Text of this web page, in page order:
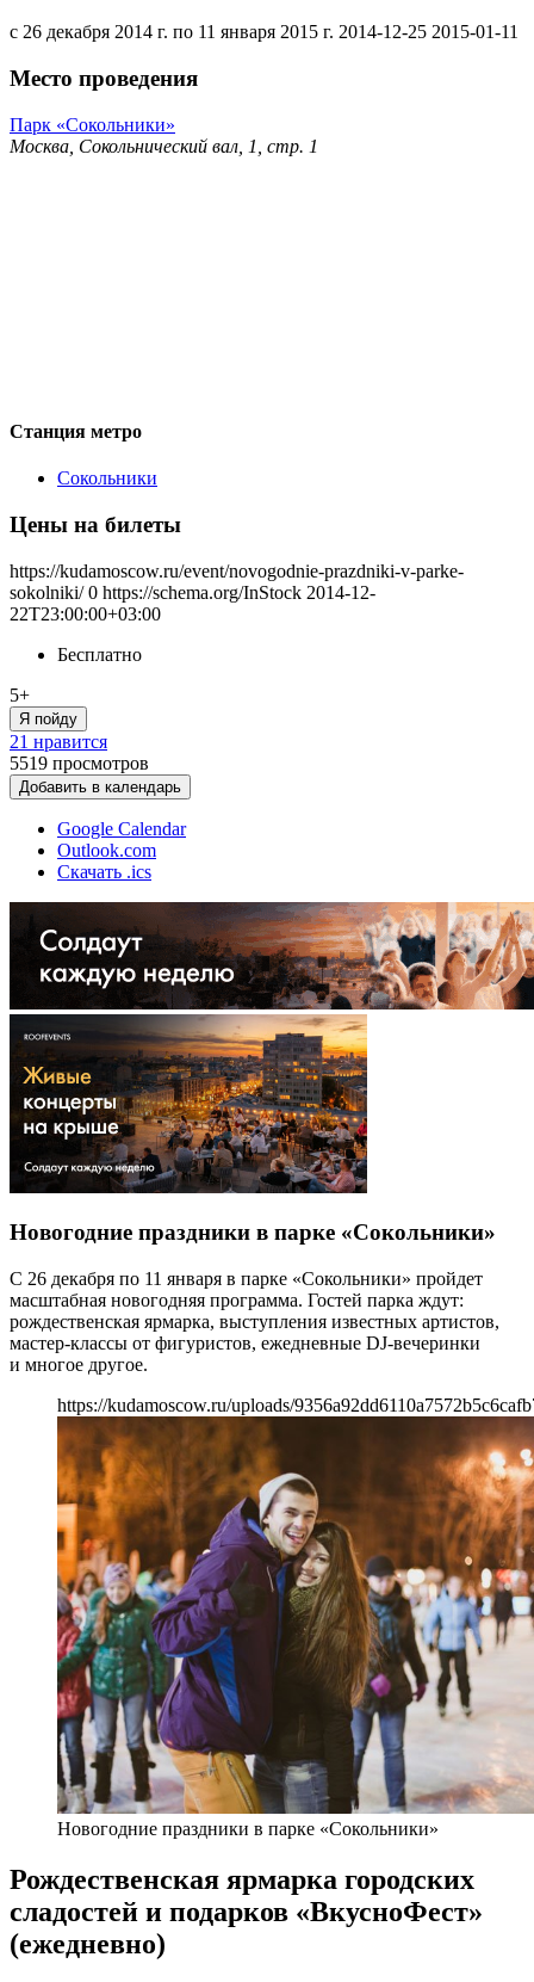
с 26 декабря 2014 г. по 11 января 2015 г. 2014-12-25 2015-01-11
Место проведения
Парк «Сокольники»
Москва, Сокольнический вал, 1, стр. 1
Станция метро
Сокольники
Цены на билеты
https://kudamoscow.ru/event/novogodnie-prazdniki-v-parke-
sokolniki/ 0 https://schema.org/InStock 2014-12-
22T23:00:00+03:00
Бесплатно
5+
Я пойду
21 нравится
5519 просмотров
Добавить в календарь
Google Calendar
Outlook.com
Скачать .ics
Новогодние праздники в парке «Сокольники»
С 26 декабря по 11 января в парке «Сокольники» пройдет
масштабная новогодняя программа. Гостей парка ждут:
рождественская ярмарка, выступления известных артистов,
мастер-классы от фигуристов, ежедневные DJ-вечеринки
и многое другое.
https://kudamoscow.ru/uploads/
Новогодние праздники в парке «Сокольники»
Рождественская ярмарка городских
сладостей и подарков «ВкусноФест»
(ежедневно)